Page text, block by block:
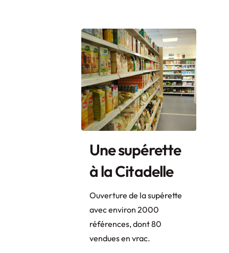
Une supérette
à la Citadelle
Ouverture de la supérette
avec environ 2000
références, dont 80
vendues en vrac.